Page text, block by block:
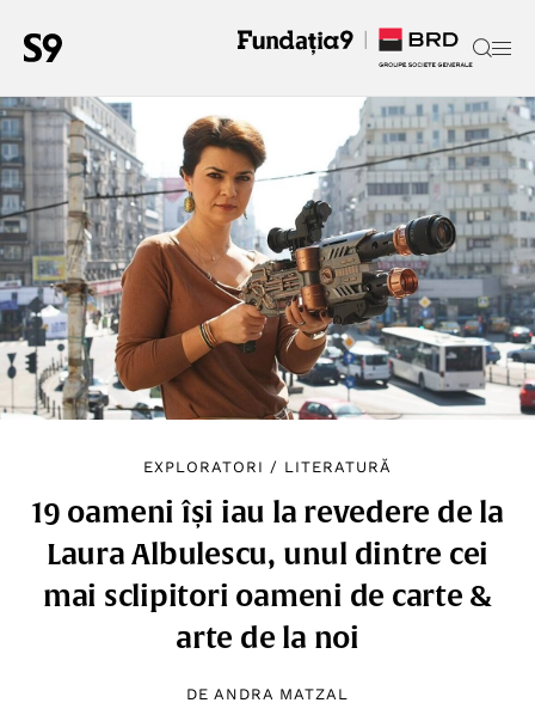
EXPLORATORI / LITERATURĂ
19 oameni își iau la revedere de la
Laura Albulescu, unul dintre cei
mai sclipitori oameni de carte &
arte de la noi
DE ANDRA MATZAL